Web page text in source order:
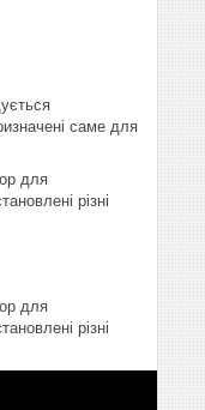
саме для
для
різні
для
різні